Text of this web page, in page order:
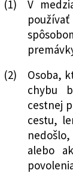
(1)
V
(2)
Osoba,
chybu
cestnej
cestu,
alebo